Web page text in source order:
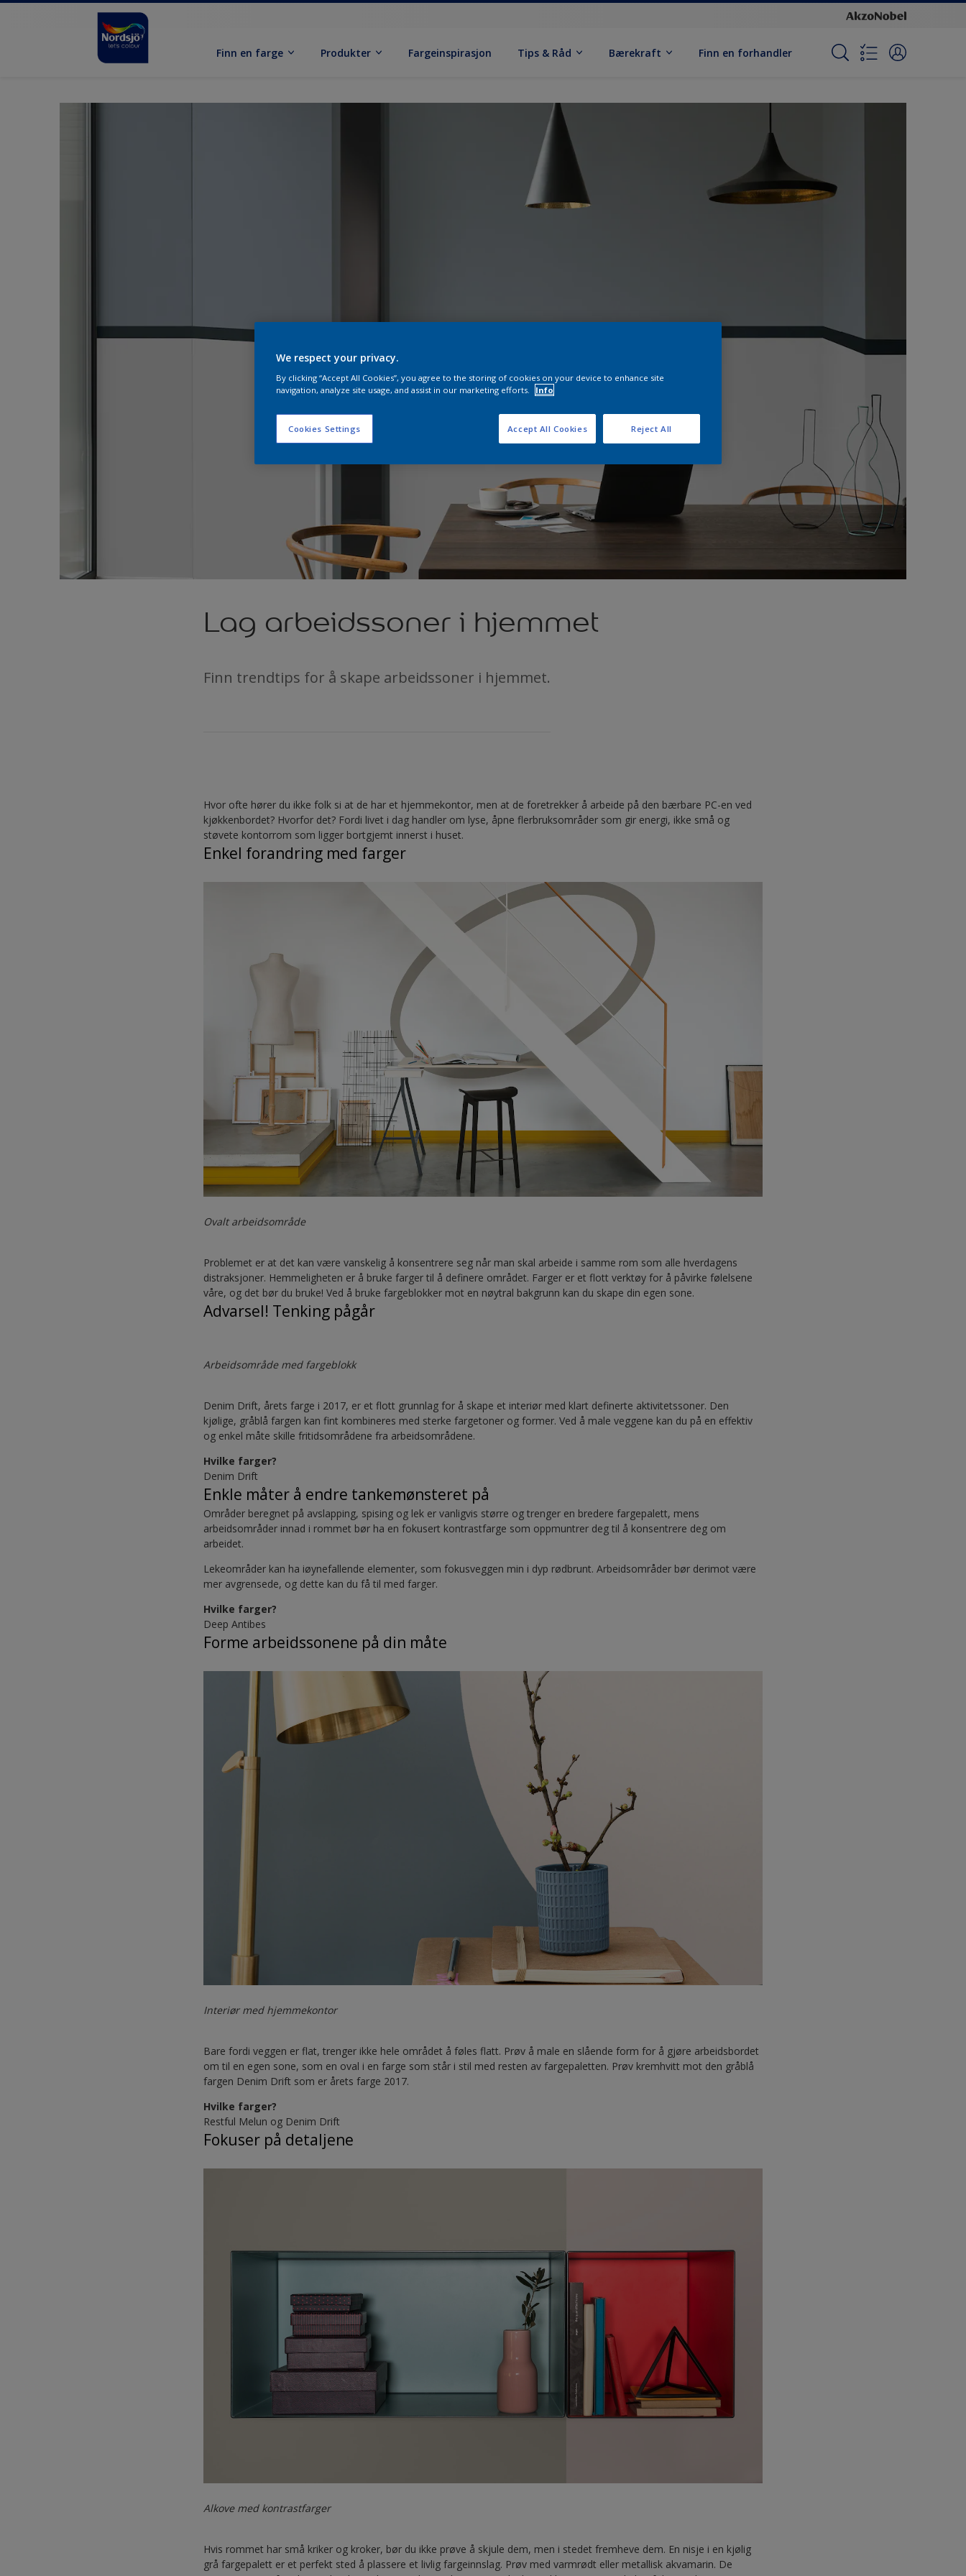
Finn en farge Produkter Fargeinspirasjon Tips & Råd Bærekraft Finn en forhandler
Lag arbeidssoner i hjemmet
Finn trendtips for å skape arbeidssoner i hjemmet.
Hvor ofte hører du ikke folk si at de har et hjemmekontor, men at de foretrekker å arbeide på den bærbare PC-en ved
kjøkkenbordet? Hvorfor det? Fordi livet i dag handler om lyse, åpne flerbruksområder som gir energi, ikke små og
støvete kontorrom som ligger bortgjemt innerst i huset.
Enkel forandring med farger
Ovalt arbeidsområde
Problemet er at det kan være vanskelig å konsentrere seg når man skal arbeide i samme rom som alle hverdagens
distraksjoner. Hemmeligheten er å bruke farger til å definere området. Farger er et flott verktøy for å påvirke følelsene
våre, og det bør du bruke! Ved å bruke fargeblokker mot en nøytral bakgrunn kan du skape din egen sone.
Advarsel! Tenking pågår
Arbeidsområde med fargeblokk
Denim Drift, årets farge i 2017, er et flott grunnlag for å skape et interiør med klart definerte aktivitetssoner. Den
kjølige, gråblå fargen kan fint kombineres med sterke fargetoner og former. Ved å male veggene kan du på en effektiv
og enkel måte skille fritidsområdene fra arbeidsområdene.
Hvilke farger?
Denim Drift
Enkle måter å endre tankemønsteret på
Områder beregnet på avslapping, spising og lek er vanligvis større og trenger en bredere fargepalett, mens
arbeidsområder innad i rommet bør ha en fokusert kontrastfarge som oppmuntrer deg til å konsentrere deg om
arbeidet.
Lekeområder kan ha iøynefallende elementer, som fokusveggen min i dyp rødbrunt. Arbeidsområder bør derimot være
mer avgrensede, og dette kan du få til med farger.
Hvilke farger?
Deep Antibes
Forme arbeidssonene på din måte
Interiør med hjemmekontor
Bare fordi veggen er flat, trenger ikke hele området å føles flatt. Prøv å male en slående form for å gjøre arbeidsbordet
om til en egen sone, som en oval i en farge som står i stil med resten av fargepaletten. Prøv kremhvitt mot den gråblå
fargen Denim Drift som er årets farge 2017.
Hvilke farger?
Restful Melun og Denim Drift
Fokuser på detaljene
Alkove med kontrastfarger
Hvis rommet har små kriker og kroker, bør du ikke prøve å skjule dem, men i stedet fremheve dem. En nisje i en kjølig
grå fargepalett er et perfekt sted å plassere et livlig fargeinnslag. Prøv med varmrødt eller metallisk akvamarin. De
We respect your privacy.
By clicking “Accept All Cookies”, you agree to the storing of cookies on your device to enhance site
navigation, analyze site usage, and assist in our marketing efforts.
Info
Cookies Settings Reject All
Accept All Cookies